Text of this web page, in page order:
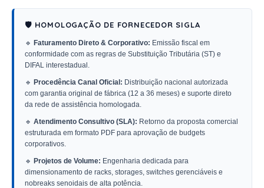
🛡️ HOMOLOGAÇÃO DE FORNECEDOR SIGLA
🔹 Faturamento Direto & Corporativo: Emissão fiscal em
conformidade com as regras de Substituição Tributária (ST) e
DIFAL interestadual.
🔹 Procedência Canal Oficial: Distribuição nacional autorizada
com garantia original de fábrica (12 a 36 meses) e suporte direto
da rede de assistência homologada.
🔹 Atendimento Consultivo (SLA): Retorno da proposta comercial
estruturada em formato PDF para aprovação de budgets
corporativos.
🔹 Projetos de Volume: Engenharia dedicada para
dimensionamento de racks, storages, switches gerenciáveis e
nobreaks senoidais de alta potência.